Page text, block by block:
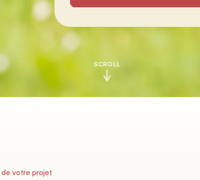
SCROLL
de votre projet